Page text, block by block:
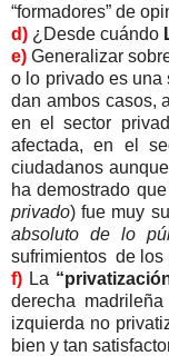
“formadores” de
d) ¿Desde cuándo
e) Generalizar
o lo privado es una
dan ambos casos,
en el sector
afectada, en el
ciudadanos
ha demostrado
privado) fue muy
absoluto de lo
sufrimientos de los
f) La
derecha
izquierda no
bien y tan